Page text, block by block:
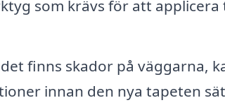
som krävs för att
finns skador på väggarna,
innan den nya tapeten